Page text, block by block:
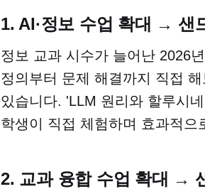
1. AI·정보 수업 확대 → 샌
정보 교과 시수가 늘어난 2026
정의부터 문제 해결까지 직접
있습니다. 'LLM 원리와 할루시
학생이 직접 체험하며 효과적
2. 교과 융합수업 확대 →